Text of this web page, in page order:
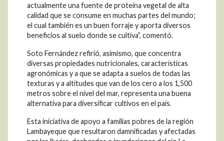
actualmente una fuente de proteína vegetal de alta
calidad que se consume en muchas partes del mundo;
el cual también es un buen forraje y aporta diversos
beneficios al suelo donde se cultiva”, comentó.
Soto Fernández refirió, asimismo, que concentra
diversas propiedades nutricionales, características
agronómicas y a que se adapta a suelos de todas las
texturas y a altitudes que van de los cero a los 1,500
metros sobre el nivel del mar, representa una buena
alternativa para diversificar cultivos en el país.
Esta iniciativa de apoyo a familias pobres de la región
Lambayeque que resultaron damnificadas y afectadas